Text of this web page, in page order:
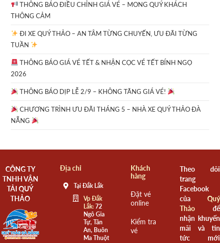
THÔNG BÁO ĐIỀU CHỈNH GIÁ VÉ – MONG QUÝ KHÁCH
THÔNG CẢM
ĐI XE QUÝ THẢO – AN TÂM TỪNG CHUYẾN, ƯU ĐÃI TỪNG
TUẦN
THÔNG BÁO GIÁ VÉ TẾT & NHẬN CỌC VÉ TẾT BÍNH NGỌ
2026
THÔNG BÁO DỊP LỄ 2/9 – KHÔNG TĂNG GIÁ VÉ!
CHƯƠNG TRÌNH ƯU ĐÃI THÁNG 5 – NHÀ XE QUÝ THẢO ĐÀ
NẴNG
CÔNG TY
TNHH VẬN
TẢI QUÝ
THẢO
Địa chỉ
Tại Đắk Lắk
Vp Đắk
Lắk:72
Ngô Gia
Tự, Tân
An, Buôn
Ma Thuột
Khách
hàng
Đặt vé
online
Kiểm tra
vé
Theo dõi
trang
Facebook
của Quý
Thảođể
nhận khuyến
mãi và tin
tức mới